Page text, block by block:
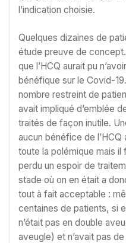
l’indication choisie.
Quelques dizaines de
étude preuve de
que l’HCQ aurait pu
bénéfique sur le Covid-
nombre restreint de
avait impliqué d’emblée
traités de façon inutile.
aucun bénéfice de
toute la polémique mais il
perdu un espoir de
stade où on en était a
tout à fait acceptable :
centaines de patients, si
n’était pas en double
aveugle) et n’avait pas